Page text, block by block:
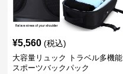
¥5,560 (税込)
大容量リュック トラベル多機能
スポーツバックパック